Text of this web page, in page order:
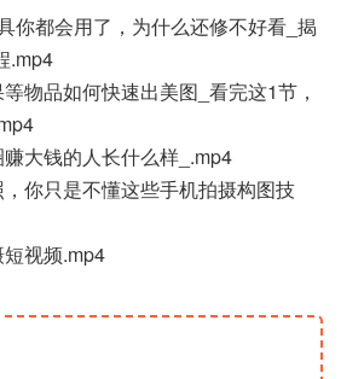
你都会用了，为什么还修不好看_揭
.mp4
物品如何快速出美图_看完这1节，
大钱的人长什么样_.mp4
你只是不懂这些手机拍摄构图技
视频.mp4